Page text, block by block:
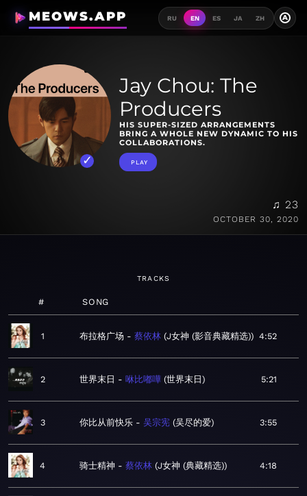
MEOWS.APP RU EN ES JA ZH A
Jay Chou: The
Producers
HIS SUPER-SIZED ARRANGEMENTS
BRING A WHOLE NEW DYNAMIC TO HIS
COLLABORATIONS.
PLAY
♫ 23
OCTOBER 30, 2020
TRACKS
# SONG
1 布拉格广场 蔡依林 J女神 (影音典藏精选) 4:52
2 世界末日 咻比嘟嘩 世界末日 5:21
3 你比从前快乐 吴宗宪 吴尽的爱 3:55
4 骑士精神 蔡依林 J女神 (典藏精选) 4:18